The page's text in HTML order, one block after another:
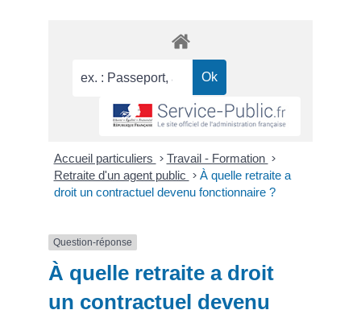
Accueil particuliers > Travail - Formation >
Retraite d'un agent public > À quelle retraite a
droit un contractuel devenu fonctionnaire ?
Question-réponse
À quelle retraite a droit
un contractuel devenu